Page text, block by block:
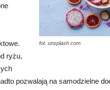
fot. unsplash.com
ryżu,
pozwalają na samodzielne